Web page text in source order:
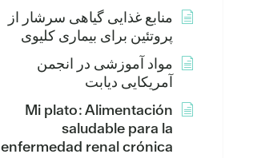
منابع غذایی گیاهی سرشار از
پروتئین برای بیماری کلیوی
مواد آموزشی در انجمن
آمریکایی دیابت
Mi plato: Alimentación
saludable para la
enfermedad renal crónica